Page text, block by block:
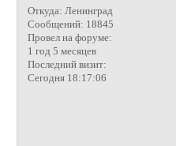
Откуда: Ленинград
Сообщений: 18845
Провел на форуме:
1 год 5 месяцев
Последний визит:
Сегодня 18:17:06